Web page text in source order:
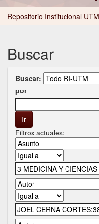
Repositorio Institucional UTM
Buscar
Buscar:
por
Filtros actuales: